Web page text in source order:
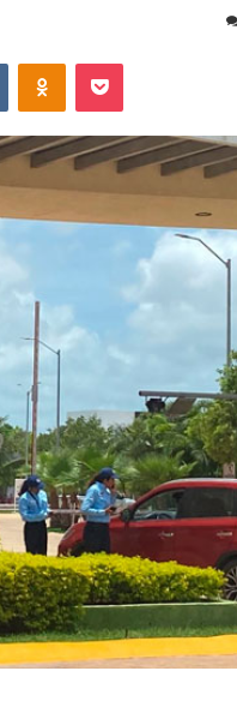
VKontakteOdnoklassniki
Pocket